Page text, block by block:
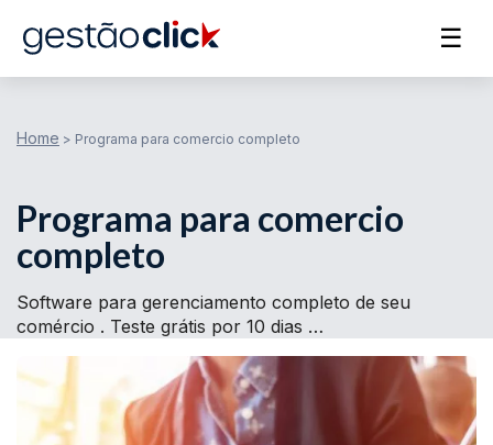
☰
Home > Programa para comercio completo
Programa para comercio
completo
Software para gerenciamento completo de seu
comércio . Teste grátis por 10 dias …